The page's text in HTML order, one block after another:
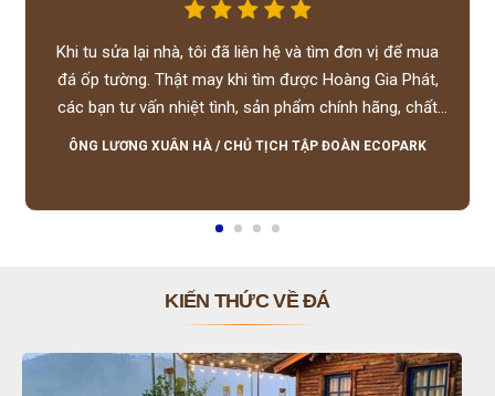
Khi tu sửa lại nhà, tôi đã liên hệ và tìm đơn vị để mua
đá ốp tường. Thật may khi tìm được Hoàng Gia Phát,
các bạn tư vấn nhiệt tình, sản phẩm chính hãng, chất
lượng tốt, giá hợp lý, hỗ trợ tận tình.
ÔNG LƯƠNG XUÂN HÀ / CHỦ TỊCH TẬP ĐOÀN ECOPARK
KIẾN THỨC VỀ ĐÁ